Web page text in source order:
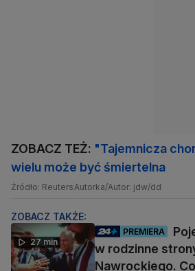
ZOBACZ TEŻ: "Tajemnicza
wielu może być śmiertelna
Źródło: ReutersAutorka/Autor: jdw/dd
ZOBACZ TAKŻE:
27 min
PREMIERA
w rodzinne
Nawrockiego.